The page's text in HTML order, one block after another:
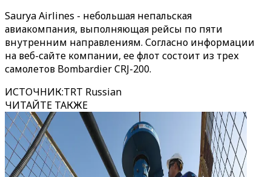
Saurya Airlines - небольшая непальская
авиакомпания, выполняющая рейсы по пяти
внутренним направлениям. Согласно информации
на веб-сайте компании, ее флот состоит из трех
самолетов Bombardier CRJ-200.
ИСТОЧНИК:TRT Russian
ЧИТАЙТЕ ТАКЖЕ